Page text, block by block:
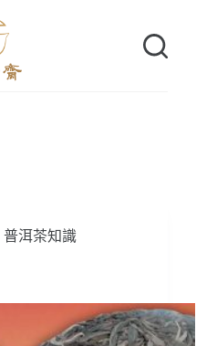
普洱茶知識